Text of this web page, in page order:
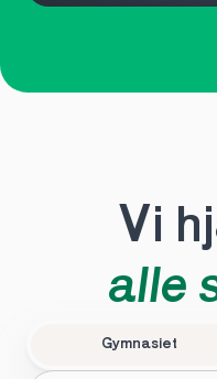
Vi
alle
Gymnasiet